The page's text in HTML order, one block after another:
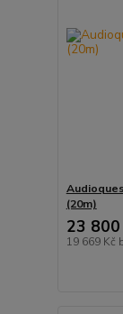
(20m)
23 800
19 669 Kč